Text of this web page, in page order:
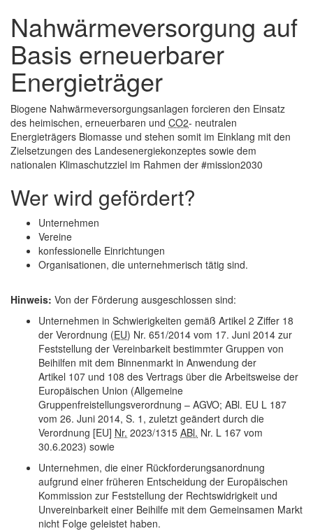
und
schließen
Nahwärmeversorgung auf
Basis erneuerbarer
Energieträger
Biogene Nahwärmeversorgungsanlagen forcieren den Einsatz
des heimischen, erneuerbaren und CO2- neutralen
Energieträgers Biomasse und stehen somit im Einklang mit den
Zielsetzungen des Landesenergiekonzeptes sowie dem
nationalen Klimaschutzziel im Rahmen der #mission2030
Wer wird gefördert?
Unternehmen
Vereine
konfessionelle Einrichtungen
Organisationen, die unternehmerisch tätig sind.
Hinweis: Von der Förderung ausgeschlossen sind:
Unternehmen in Schwierigkeiten gemäß Artikel 2 Ziffer 18
der Verordnung (EU) Nr. 651/2014 vom 17. Juni 2014 zur
Feststellung der Vereinbarkeit bestimmter Gruppen von
Beihilfen mit dem Binnenmarkt in Anwendung der
Artikel 107 und 108 des Vertrags über die Arbeitsweise der
Europäischen Union (Allgemeine
Gruppenfreistellungsverordnung – AGVO; ABl. EU L 187
vom 26. Juni 2014, S. 1, zuletzt geändert durch die
Verordnung [EU] Nr. 2023/1315 ABl. Nr. L 167 vom
30.6.2023) sowie
Unternehmen, die einer Rückforderungsanordnung
aufgrund einer früheren Entscheidung der Europäischen
Kommission zur Feststellung der Rechtswidrigkeit und
Unvereinbarkeit einer Beihilfe mit dem Gemeinsamen Markt
nicht Folge geleistet haben.